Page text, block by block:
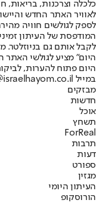
לאוויר האתר החדש
לספק לגולשים חוויה
המודפסת של העיתון
לקבל אותם גם בניוזלטר.
היום" מציע לגולשי האתר
היום פתוח להערות,
במייל hayom@israelhayom.co.il.
מבזקים
חדשות
אוכל
תשחץ
ForReal
תרבות
דעות
ספורט
מגזין
העיתון היומי
הורוסקופ